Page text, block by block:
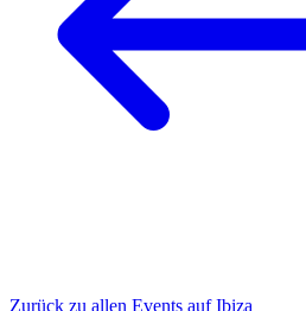
Zurück zu allen Events auf Ibiza